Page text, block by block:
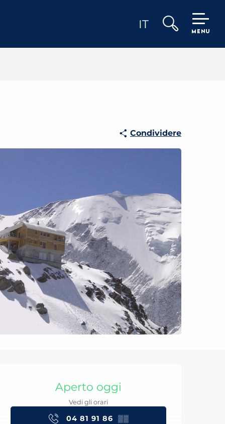
IT
MENU
Condividere
e contatti
Aperto oggi
Vedi gli orari
04 81 91 86 ▒▒